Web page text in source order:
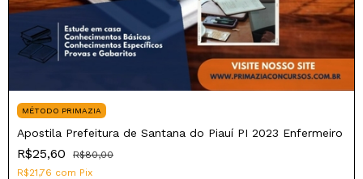
MÉTODO PRIMAZIA
Apostila Prefeitura de Santana do Piauí PI 2023 Enfermeiro
R$25,60
R$80,00
R$21,76 com Pix